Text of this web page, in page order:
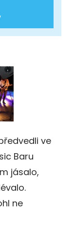
ve
Baru
jásalo,
ne